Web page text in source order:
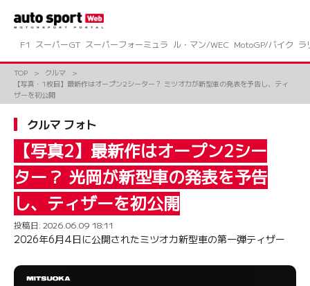
ツ
F1 スーパーGT スーパーフォーミュラ ル・マン/WEC MotoGP/バイク ラ
TOP
クルマ
【写真・1枚目】最新作はオープン2シーター？ ミツオカが新型車の発表を予告し、ティ
ザーを初公開
クルマ フォト
【写真2】最新作はオープン2シー
ター？ 光岡が新型車の発表を予告
し、ティザーを初公開
投稿日: 2026.06.09 18:11
2026年6月4日に公開されたミツオカ新型車の第一弾ティザー